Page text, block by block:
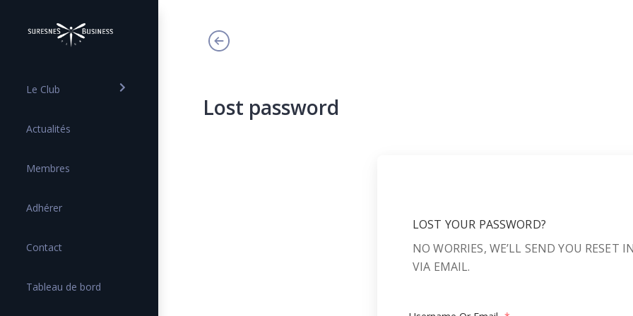
Le Club
Actualités
Membres
Adhérer
Contact
Tableau de bord
Lost password
LOST YOUR PASSWORD?
NO WORRIES, WE’LL SEND YOU RESET
VIA EMAIL.